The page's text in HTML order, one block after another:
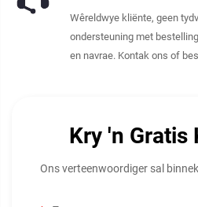
Wêreldwye kliënte, geen
ondersteuning met
en navrae. Kontak ons of
Kry 'n Gratis
Ons verteenwoordiger sal